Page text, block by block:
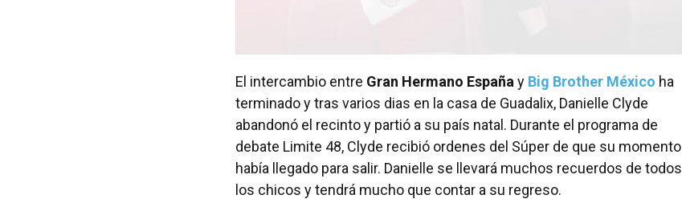
El intercambio entre Gran Hermano España y Big Brother México ha
terminado y tras varios dias en la casa de Guadalix, Danielle Clyde
abandonó el recinto y partió a su país natal. Durante el programa de
debate Limite 48, Clyde recibió ordenes del Súper de que su momento
había llegado para salir. Danielle se llevará muchos recuerdos de todos
los chicos y tendrá mucho que contar a su regreso.